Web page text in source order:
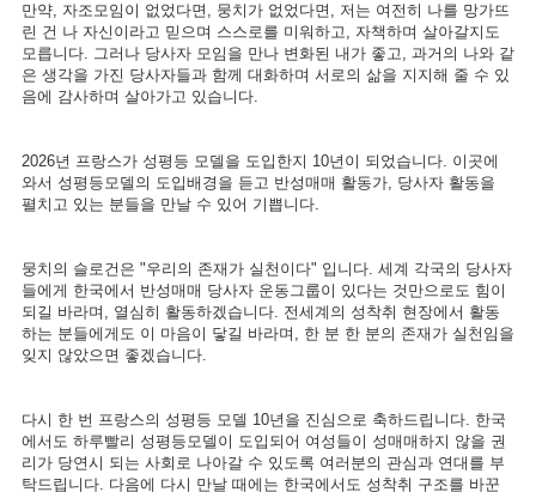
만약, 자조모임이 없었다면, 뭉치가 없었다면, 저는 여전히 나를 망가뜨
린 건 나 자신이라고 믿으며 스스로를 미워하고, 자책하며 살아갈지도
모릅니다. 그러나 당사자 모임을 만나 변화된 내가 좋고, 과거의 나와 같
은 생각을 가진 당사자들과 함께 대화하며 서로의 삶을 지지해 줄 수 있
음에 감사하며 살아가고 있습니다.
2026년 프랑스가 성평등 모델을 도입한지 10년이 되었습니다. 이곳에
와서 성평등모델의 도입배경을 듣고 반성매매 활동가, 당사자 활동을
펼치고 있는 분들을 만날 수 있어 기쁩니다.
뭉치의 슬로건은 "우리의 존재가 실천이다" 입니다. 세계 각국의 당사자
들에게 한국에서 반성매매 당사자 운동그룹이 있다는 것만으로도 힘이
되길 바라며, 열심히 활동하겠습니다. 전세계의 성착취 현장에서 활동
하는 분들에게도 이 마음이 닿길 바라며, 한 분 한 분의 존재가 실천임을
잊지 않았으면 좋겠습니다.
다시 한 번 프랑스의 성평등 모델 10년을 진심으로 축하드립니다. 한국
에서도 하루빨리 성평등모델이 도입되어 여성들이 성매매하지 않을 권
리가 당연시 되는 사회로 나아갈 수 있도록 여러분의 관심과 연대를 부
탁드립니다. 다음에 다시 만날 때에는 한국에서도 성착취 구조를 바꾼